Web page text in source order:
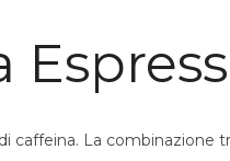
caffeina. La